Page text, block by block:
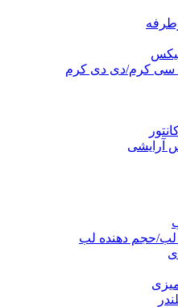
سی کرم/دی دی کرم
آرایشی
لب/حجم دهنده لب